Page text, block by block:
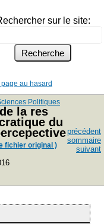
sur le site:
au hasard
Politiques
la res
du
fichier original )
précédent
sommaire
suivant